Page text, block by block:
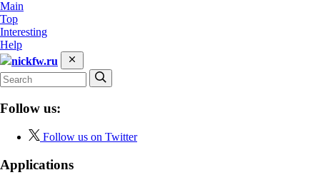
Main
Top
Interesting
Help
nickfw.ru
Follow us:
Follow us on Twitter
Applications